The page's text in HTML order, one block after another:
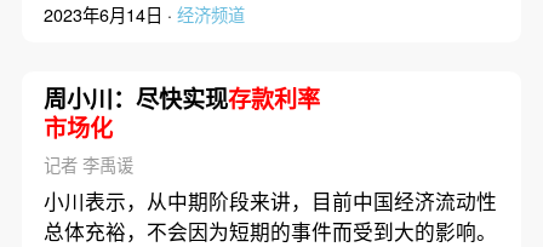
2023年6月14日 · 经济频道
周小川：尽快实现存款利率
市场化
记者 李禹谖
小川表示，从中期阶段来讲，目前中国经济流动性
总体充裕，不会因为短期的事件而受到大的影响。